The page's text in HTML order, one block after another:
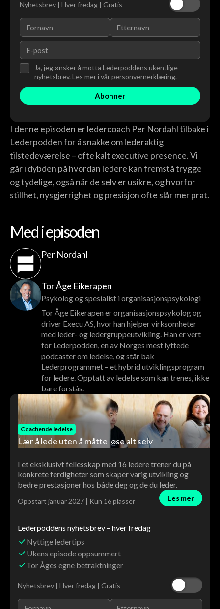
Nyhetsbrev | Hver fredag | Gratis
Ja, jeg ønsker å motta Lederpoddens ukentlige
nyhetsbrev. Les mer i vårpersonvernerklæring.
I denne episoden er ledercoach Per Nordahl tilbake i
Lederpodden for å snakke om lederaktig
tilstedeværelse – ofte kalt executive presence. Vi
går i dybden på hvordan ledere kan fremstå trygge
og tydelige, også når de selv er usikre, og hvorfor
stillhet, nysgjerrighet og presisjon ofte slår mer prat.
Med i episoden
Per Nordahl
Tor Åge Eikerapen
Psykolog og spesialist i organisasjonspsykologi
Tor Åge Eikerapen er organisasjonspsykolog og
driver Execu AS, hvor han hjelper virksomheter
med leder- og ledergruppeutvikling. Han er vert
for Lederpodden, en av Norges mest lyttede
podcaster om ledelse, og står bak
Lederprogrammet – et hybrid utviklingsprogram
for ledere. Opptatt av ledelse som kan trenes, ikke
bare forstås.
Lederpoddens nyhetsbrev – hver fredag
Nyttige ledertips
Ukens episode oppsummert
Tor Åges egne betraktninger
Nyhetsbrev | Hver fredag | Gratis
Coachende ledelse
Lær å lede uten å måtte løse alt selv
I et eksklusivt fellesskap med 16 ledere trener du på
konkrete ferdigheter som skaper varig utvikling og
bedre prestasjoner hos både deg og de du leder.
Oppstart januar 2027 | Kun 16 plasser Les mer